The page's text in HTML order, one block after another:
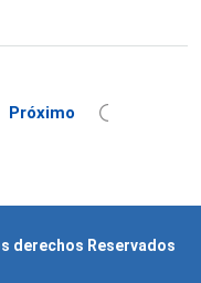
Próximo
derechos Reservados